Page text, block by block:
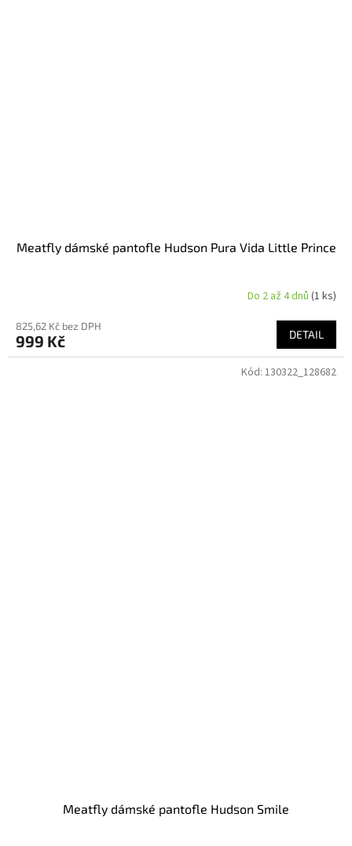
Meatfly dámské pantofle Hudson Pura Vida Little Prince
Do 2 až 4 dnů (1 ks)
825,62 Kč bez DPH
999 Kč DETAIL
Meatfly dámské pantofle Hudson Smile
Kód: 130322_128682